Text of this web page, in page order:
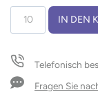
Multifunktionaler
Schlauchschal
IN DEN
Telefonisch
Fragen Sie